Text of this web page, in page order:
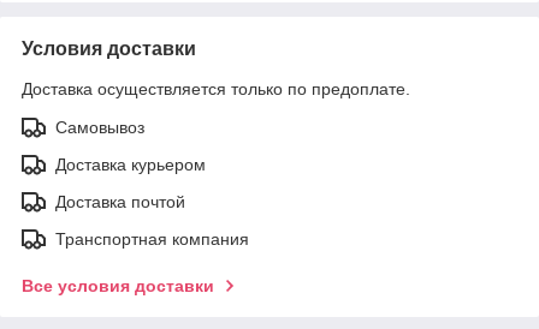
Условия доставки
Доставка осуществляется только по предоплате.
Самовывоз
Доставка курьером
Доставка почтой
Транспортная компания
Все условия доставки